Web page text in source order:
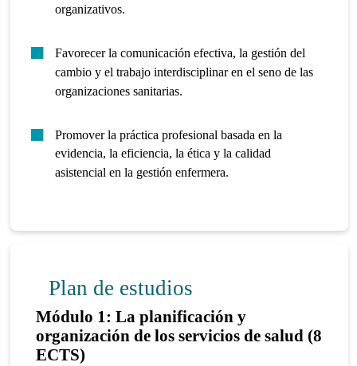
organizativos.
Favorecer la comunicación efectiva, la gestión del
cambio y el trabajo interdisciplinar en el seno de las
organizaciones sanitarias.
Promover la práctica profesional basada en la
evidencia, la eficiencia, la ética y la calidad
asistencial en la gestión enfermera.
Plan de estudios
Módulo 1: La planificación y
organización de los servicios de salud (8
ECTS)